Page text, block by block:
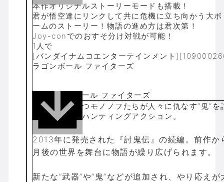
本作オリジナルストーリーモードも搭載！
君が悟空達にリンクして共に危機に立ち向かう大
ームのストーリー！物語の進め方は君次第！
Joy-conでのおすそ分け対戦が可能！
1人で
[バンダイナムコエンターテインメント
ラゴンボール ファイターズ
特別な力を持つモノノフたちが人々に仇なす”鬼”を
つ、部位破壊ハンティングアクション。
2013年に発売された『討鬼伝』の続編。前作か
月後の世界を舞台に物語が繰り広げられます。
新たな”武器”や”鬼”などが追加され、やり応えが